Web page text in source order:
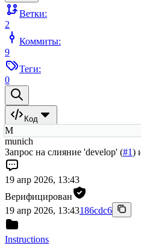
Ветки:
2
Коммиты:
9
Теги:
0
Код
M
munich
Запрос на слияние 'develop' (#1)
19 апр 2026, 13:43
Верифицирован
19 апр 2026, 13:43186cdc6
Instructions